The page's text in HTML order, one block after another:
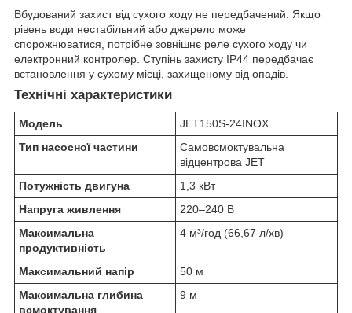
Вбудований захист від сухого ходу не передбачений. Якщо
рівень води нестабільний або джерело може
спорожнюватися, потрібне зовнішнє реле сухого ходу чи
електронний контролер. Ступінь захисту IP44 передбачає
встановлення у сухому місці, захищеному від опадів.
Технічні характеристики
Модель
JET150S-24INOX
Тип насосної частини
Самовсмоктувальна
відцентрова JET
Потужність двигуна
1,3 кВт
Напруга живлення
220–240 В
Максимальна
продуктивність
4 м³/год (66,67 л/хв)
Максимальний напір
50 м
Максимальна глибина
всмоктування
9 м